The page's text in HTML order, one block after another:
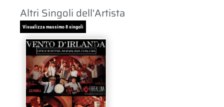
Altri Singoli dell'Artista
Visualizza massimo 8 singoli